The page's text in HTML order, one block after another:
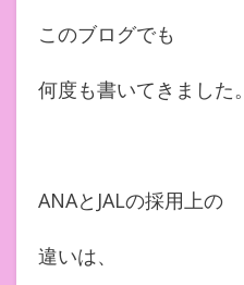
このブログでも
何度も書いてきました。
ANAとJALの採用上の
違いは、